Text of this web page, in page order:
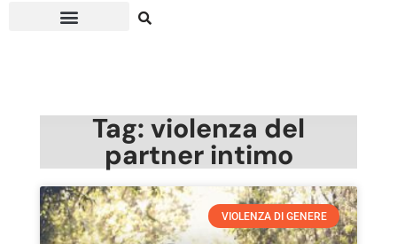
Tag: violenza del
partner intimo
VIOLENZA DI GENERE